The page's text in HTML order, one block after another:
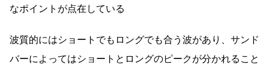
なポイントが点在している
波質的にはショートでもロングでも合う波があり、サンド
バーによってはショートとロングのピークが分かれること